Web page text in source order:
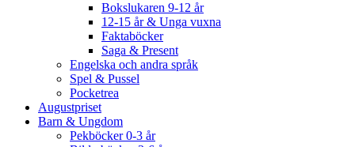
Bokslukaren 9-12 år
12-15 år & Unga vuxna
Faktaböcker
Saga & Present
Engelska och andra språk
Spel & Pussel
Pocketrea
Augustpriset
Barn & Ungdom
Pekböcker 0-3 år